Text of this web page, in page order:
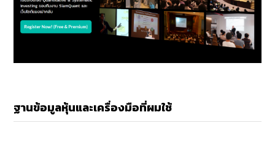
ฐานข้อมูลหุ้นและเครื่องมือที่ผมใช้